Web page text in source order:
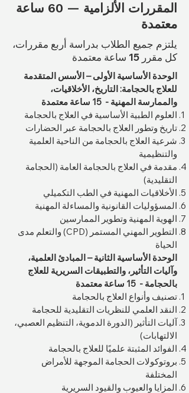
المقررات الألزامية — 60 ساعة
معتمدة
يلتزم جميع الطلاب بدراسة أربع مقررات،
كل مقرر 15 ساعة معتمدة
الوحدة الأساسية الأولى – الأسس المتقدمة
للعلاج بالحجامة: التاريخ، الأخلاقيات،
والممارسة المهنية - 15 ساعة معتمدة
العلوم الطبية الأساسية في العلاج بالحجامة
تاريخ وتطور العلاج بالحجامة عبر الحضارات
شرعية العلاج بالحجامة من الناحية العلمية
والتنظيمية
مقدمة في العلاج بالحجامة العامة (الحجامة
التقليدية)
الأخلاقيات المهنية في الطب التكميلي
المسؤوليات القانونية والمساءلة المهنية
الهوية المهنية وتطوير الممارسين
التطوير المهني المستمر (CPD) والتعلم مدى
الحياة
الوحدة الأساسية الثانية – المبادئ العلمية،
وآليات التأثير، والتطبيقات السريرية للعلاج
بالحجامة - 15 ساعة معتمدة
تصنيف وأنواع العلاج بالحجامة
النقد العلمي للنظريات التقليدية للحجامة
آليات التأثير (الدورة الدموية، التنظيم العصبي،
الالتهابات)
الفوائد المثبتة علميًا للعلاج بالحجامة
بروتوكولات الحجامة الموجهة للأمراض
المختلفة
المزايا والعيوب والقيود السريرية